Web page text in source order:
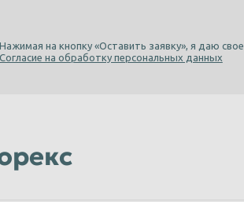
Нажимая на кнопку «Оставить заявку», я даю свое
Согласие на обработку персональных данных